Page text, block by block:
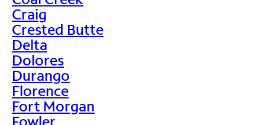
Craig
Crested Butte
Delta
Dolores
Durango
Florence
Fort Morgan
Fowler